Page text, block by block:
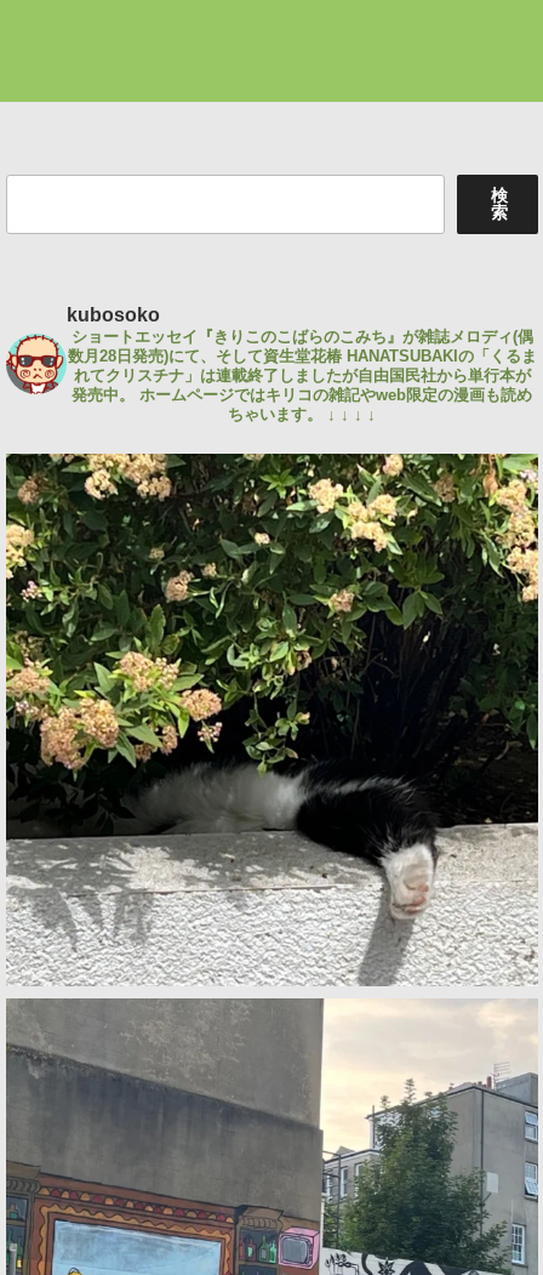
検
索
kubosoko
ショートエッセイ『きりこのこばらのこみち』が雑誌メロディ(偶
数月28日発売)にて、そして資生堂花椿 HANATSUBAKIの「くるま
れてクリスチナ」は連載終了しましたが自由国民社から単行本が
発売中。
ホームページではキリコの雑記やweb限定の漫画も読め
ちゃいます。
↓ ↓ ↓ ↓